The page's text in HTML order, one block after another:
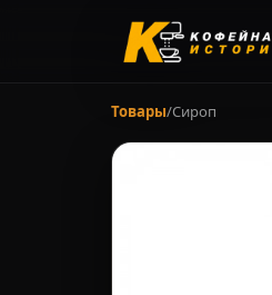
Товары/Сироп